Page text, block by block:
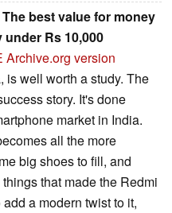
best value for money
Rs 10,000
Archive.org version
is well worth a study. The
story. It's done
market in India.
all the more
big shoes to fill, and
that made the Redmi
a modern twist to it,